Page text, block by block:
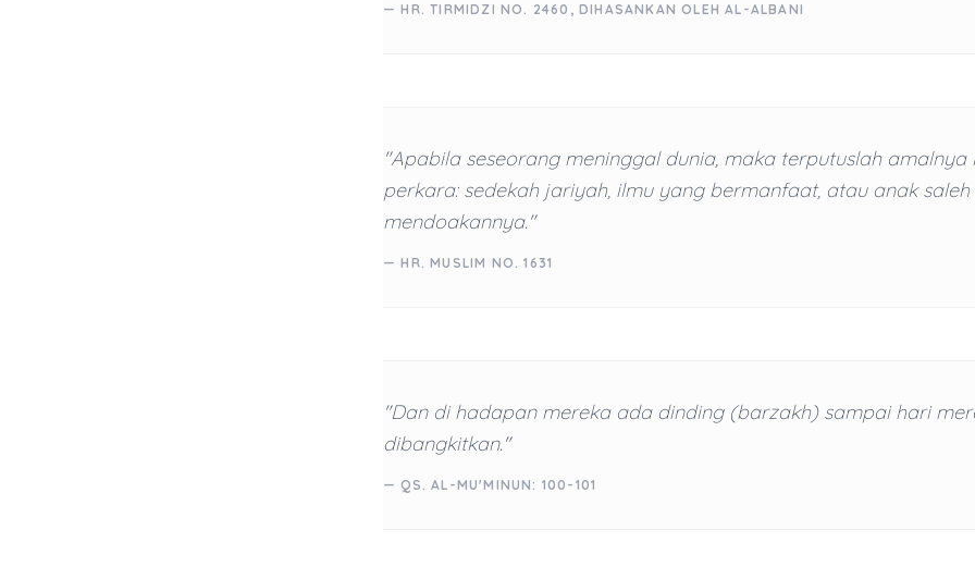
— HR. TIRMIDZI NO. 2460, DIHASANKAN OLEH AL-ALBANI
"Apabila seseorang meninggal dunia, maka terputuslah amalnya
perkara: sedekah jariyah, ilmu yang bermanfaat, atau anak
mendoakannya."
— HR. MUSLIM NO. 1631
"Dan di hadapan mereka ada dinding (barzakh) sampai hari
dibangkitkan."
— QS. AL-MU'MINUN: 100-101